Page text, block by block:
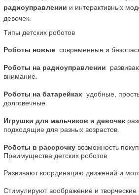
радиоуправлении и интерактивных
девочек.
Типы детских роботов
Роботы новые
современные и
Роботы на радиоуправлении
внимание.
Роботы на батарейках
удобные,
долговечные.
Игрушки для мальчиков и девочек
подходящие для разных возрастов.
Роботы в рассрочку возможность
Преимущества детских роботов
Развивают координацию движений и
Стимулируют воображение и творческие